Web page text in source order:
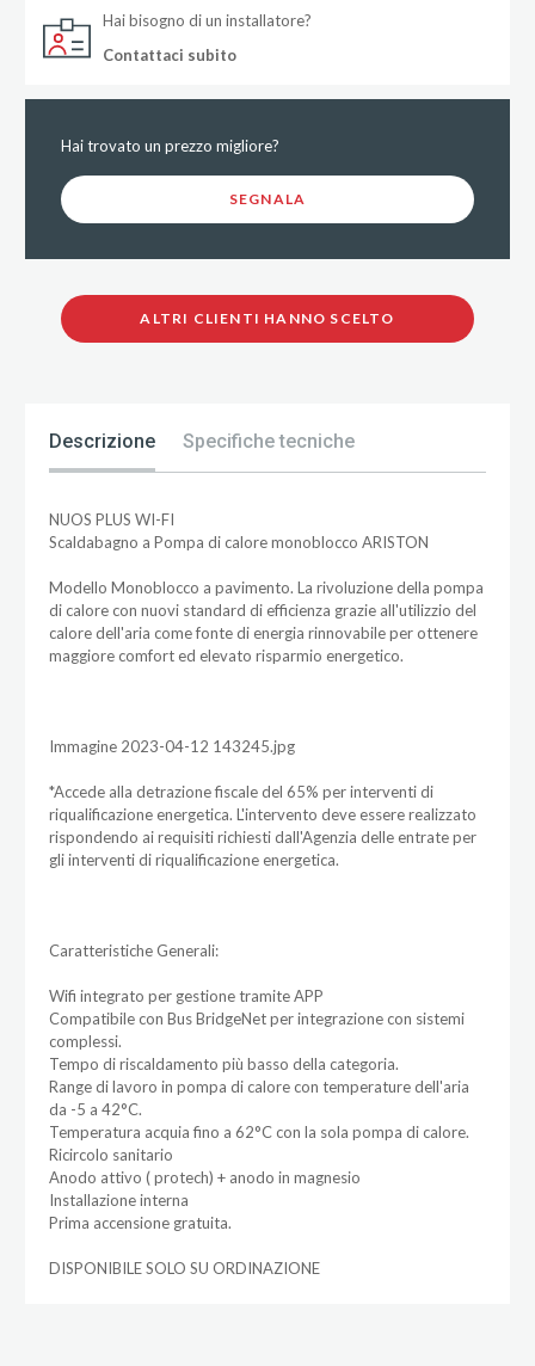
Hai bisogno di un installatore?
Contattaci subito
Hai trovato un prezzo migliore?
SEGNALA
ALTRI CLIENTI HANNO SCELTO
Descrizione Specifiche tecniche
NUOS PLUS WI-FI
Scaldabagno a Pompa di calore monoblocco ARISTON
Modello Monoblocco a pavimento. La rivoluzione della pompa
di calore con nuovi standard di efficienza grazie all'utilizzio del
calore dell'aria come fonte di energia rinnovabile per ottenere
maggiore comfort ed elevato risparmio energetico.
Immagine 2023-04-12 143245.jpg
*Accede alla detrazione fiscale del 65% per interventi di
riqualificazione energetica. L'intervento deve essere realizzato
rispondendo ai requisiti richiesti dall'Agenzia delle entrate per
gli interventi di riqualificazione energetica.
Caratteristiche Generali:
Wifi integrato per gestione tramite APP
Compatibile con Bus BridgeNet per integrazione con sistemi
complessi.
Tempo di riscaldamento più basso della categoria.
Range di lavoro in pompa di calore con temperature dell'aria
da -5 a 42°C.
Temperatura acquia fino a 62°C con la sola pompa di calore.
Ricircolo sanitario
Anodo attivo ( protech) + anodo in magnesio
Installazione interna
Prima accensione gratuita.
DISPONIBILE SOLO SU ORDINAZIONE